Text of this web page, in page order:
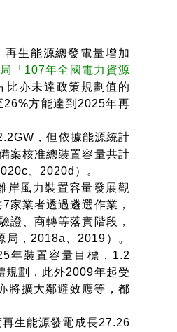
生能源總發電量增加
「107年全國電力資源
比亦未達政策規劃值的
方能達到2025年再
，但依據能源統計
案核准總裝置容量共計
、2020d）。
岸風力裝置容量發展觀
家業者透過遴選作業，
證、商轉等落實階段，
，2018a、2019）。
年裝置容量目標，1.2
規劃，此外2009年起受
將擴大鄰避效應等，都
生能源發電成長27.26